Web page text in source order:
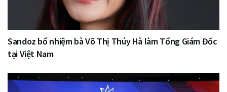
Sandoz bổ nhiệm bà Võ Thị Thúy Hà làm Tổng Giám Đốc
tại Việt Nam